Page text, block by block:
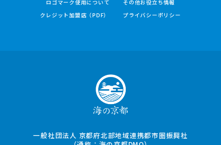
ロゴマーク使用について
その他お役立ち情報
クレジット加盟店（PDF）
プライバシーポリシー
一般社団法人 京都府北部地域連携都市圏振興社